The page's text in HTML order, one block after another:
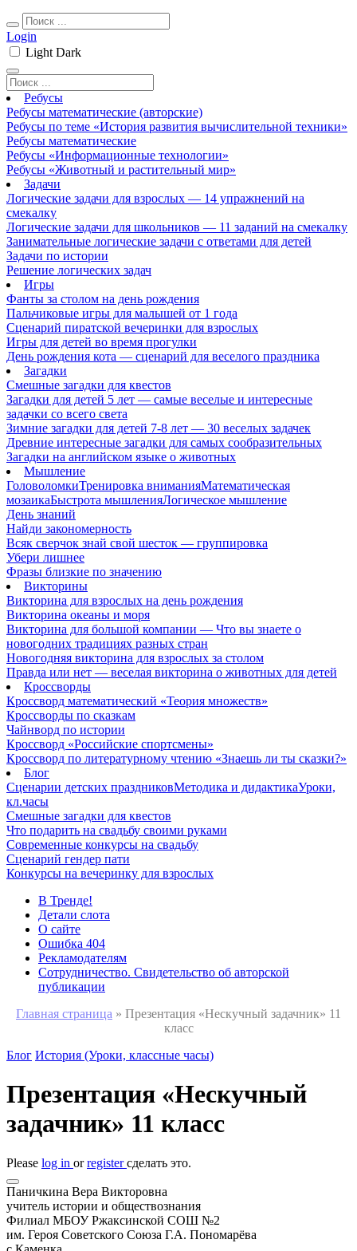
Login
Light Dark
Ребусы
Ребусы математические (авторские)
Ребусы по теме «История развития вычислительной техники»
Ребусы математические
Ребусы «Информационные технологии»
Ребусы «Животный и растительный мир»
Задачи
Логические задачи для взрослых — 14 упражнений на
смекалку
Логические задачи для школьников — 11 заданий на смекалку
Занимательные логические задачи с ответами для детей
Задачи по истории
Решение логических задач
Игры
Фанты за столом на день рождения
Пальчиковые игры для малышей от 1 года
Сценарий пиратской вечеринки для взрослых
Игры для детей во время прогулки
День рождения кота — сценарий для веселого праздника
Загадки
Смешные загадки для квестов
Загадки для детей 5 лет — самые веселые и интересные
задачки со всего света
Зимние загадки для детей 7-8 лет — 30 веселых задачек
Древние интересные загадки для самых сообразительных
Загадки на английском языке о животных
Мышление
ГоловоломкиТренировка вниманияМатематическая
мозаикаБыстрота мышленияЛогическое мышление
День знаний
Найди закономерность
Всяк сверчок знай свой шесток — группировка
Убери лишнее
Фразы близкие по значению
Викторины
Викторина для взрослых на день рождения
Викторина океаны и моря
Викторина для большой компании — Что вы знаете о
новогодних традициях разных стран
Новогодняя викторина для взрослых за столом
Правда или нет — веселая викторина о животных для детей
Кроссворды
Кроссворд математический «Теория множеств»
Кроссворды по сказкам
Чайнворд по истории
Кроссворд «Российские спортсмены»
Кроссворд по литературному чтению «Знаешь ли ты сказки?»
Блог
Сценарии детских праздниковМетодика и дидактикаУроки,
кл.часы
Смешные загадки для квестов
Что подарить на свадьбу своими руками
Современные конкурсы на свадьбу
Сценарий гендер пати
Конкурсы на вечеринку для взрослых
В Тренде!
Детали слота
О сайте
Ошибка 404
Рекламодателям
Сотрудничество. Свидетельство об авторской
публикации
Главная страница » Презентация «Нескучный задачник» 11
класс
Блог История (Уроки, классные часы)
Презентация «Нескучный
задачник» 11 класс
Please log in orregisterсделать это.
Паничкина Вера Викторовна
учитель истории и обществознания
Филиал МБОУ Ржаксинской СОШ №2
им. Героя Советского Союза Г.А. Пономарёва